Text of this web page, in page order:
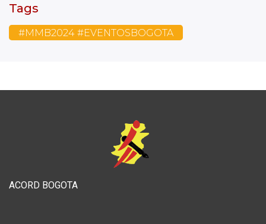
Tags
#MMB2024 #EVENTOSBOGOTA
ACORD BOGOTA